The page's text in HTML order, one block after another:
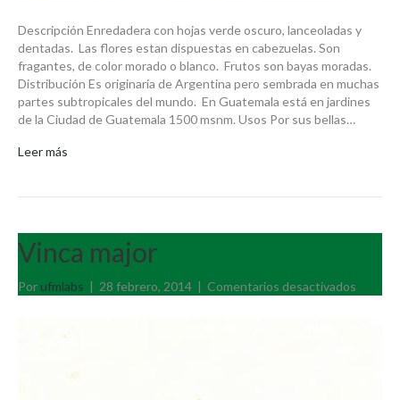
Descripción Enredadera con hojas verde oscuro, lanceoladas y
dentadas. Las flores estan dispuestas en cabezuelas. Son
fragantes, de color morado o blanco. Frutos son bayas moradas.
Distribución Es originaria de Argentina pero sembrada en muchas
partes subtropicales del mundo. En Guatemala está en jardines
de la Ciudad de Guatemala 1500 msnm. Usos Por sus bellas…
Leer más
Vinca major
Por ufmlabs | 28 febrero, 2014 | Comentarios desactivados